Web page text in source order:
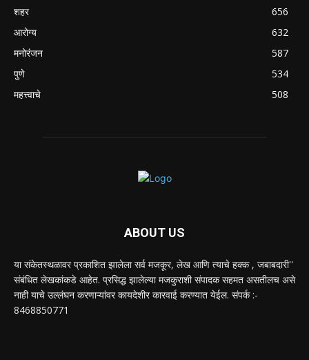
शहर
656
आरोग्य
632
मनोरंजन
587
पुणे
534
महत्त्वाचे
508
ABOUT US
या संकेतस्थळावर प्रकाशित झालेला सर्व मजकूर, लेख आणि त्याचे हक्क , जबाबदारी''
संबंधित लेखकांकडे आहेत. प्रसिद्ध झालेल्या मजकुराशी संपादक सहमत असतीलच असे
नाही याचे उल्लंघन करणाऱ्यांवर कायदेशीर कारवाई करण्यात येईल. संपर्क :-
8468850771